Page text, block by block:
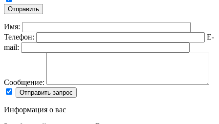
Имя:
Телефон:
E-
mail:
Сообщение:
Информация о вас